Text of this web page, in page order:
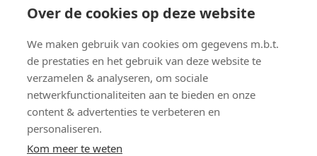
Privacybeleid
Cookie-instellingen
Over de cookies op deze website
We maken gebruik van cookies om gegevens m.b.t.
de prestaties en het gebruik van deze website te
verzamelen & analyseren, om sociale
netwerkfunctionaliteiten aan te bieden en onze
content & advertenties te verbeteren en
personaliseren.
Kom meer te weten